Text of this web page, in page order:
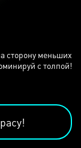
сторону меньших
с толпой!